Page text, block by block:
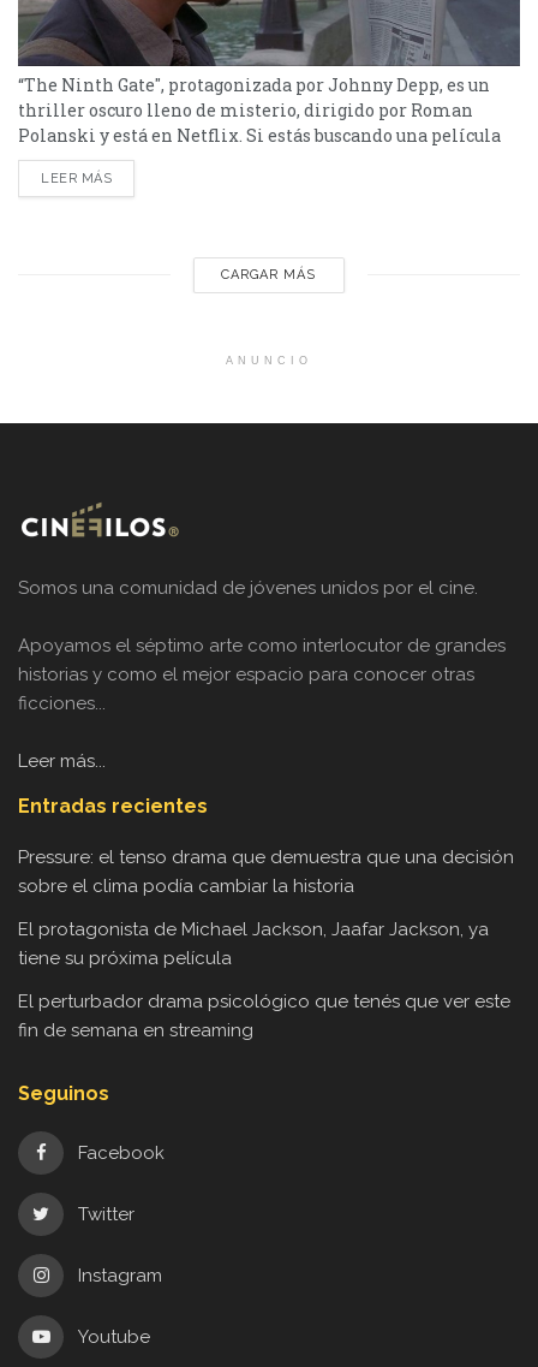
“The Ninth Gate", protagonizada por Johnny Depp, es un
thriller oscuro lleno de misterio, dirigido por Roman
Polanski y está en Netflix. Si estás buscando una película
que mezcle el misterio, el suspenso y un toque de lo
sobrenatural, "The Ninth Gate" es una joya que debes ver en
LEER MÁS
CARGAR MÁS
ANUNCIO
Somos una comunidad de jóvenes unidos por el cine.
Apoyamos el séptimo arte como interlocutor de grandes
historias y como el mejor espacio para conocer otras
ficciones...
Leer más...
Entradas recientes
Pressure: el tenso drama que demuestra que una decisión
sobre el clima podía cambiar la historia
El protagonista de Michael Jackson, Jaafar Jackson, ya
tiene su próxima película
El perturbador drama psicológico que tenés que ver este
fin de semana en streaming
Seguinos
Facebook
Twitter
Instagram
Youtube